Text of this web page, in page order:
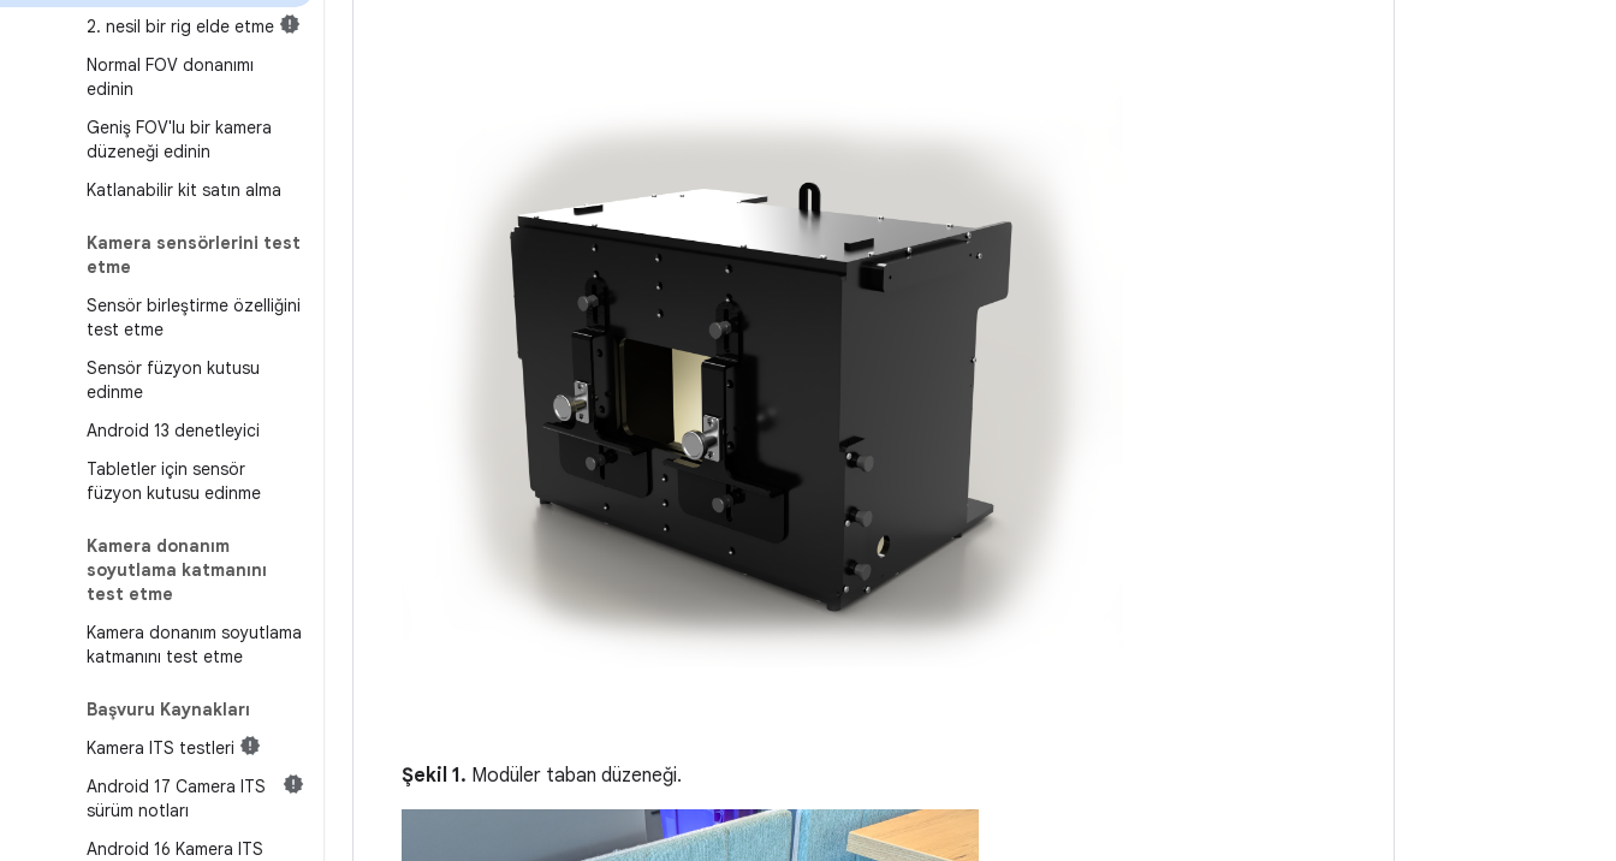
2. nesil bir rig elde etme
Normal FOV donanımı
edinin
Geniş FOV'lu bir kamera
düzeneği edinin
Katlanabilir kit satın alma
Kamera sensörlerini test
etme
Sensör birleştirme özelliğini
test etme
Sensör füzyon kutusu
edinme
Android 13 denetleyici
Tabletler için sensör
füzyon kutusu edinme
Kamera donanım
soyutlama katmanını
test etme
Kamera donanım soyutlama
katmanını test etme
Başvuru Kaynakları
Kamera ITS testleri
Android 17 Camera ITS
sürüm notları
Android 16 Kamera ITS
Şekil 1. Modüler taban düzeneği.